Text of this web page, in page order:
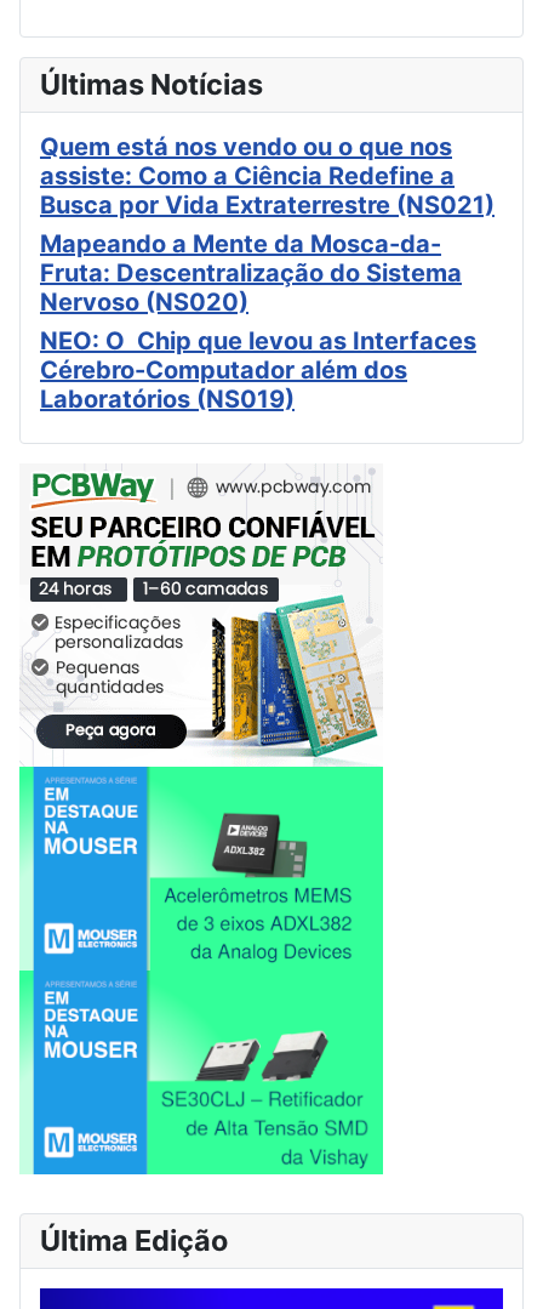
Últimas Notícias
Quem está nos vendo ou o que nos
assiste: Como a Ciência Redefine a
Busca por Vida Extraterrestre (NS021)
Mapeando a Mente da Mosca-da-
Fruta: Descentralização do Sistema
Nervoso (NS020)
NEO: O Chip que levou as Interfaces
Cérebro-Computador além dos
Laboratórios (NS019)
Última Edição